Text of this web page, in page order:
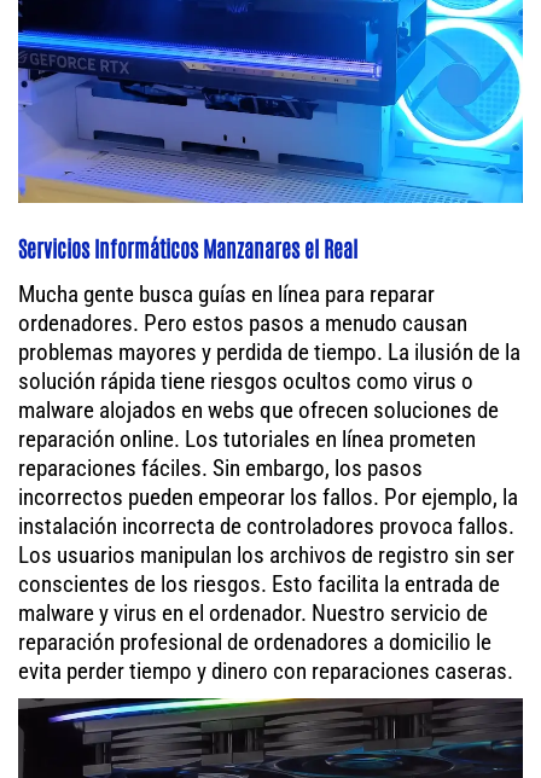
Servicios Informáticos Manzanares el Real
Mucha gente busca guías en línea para reparar
ordenadores. Pero estos pasos a menudo causan
problemas mayores y perdida de tiempo. La ilusión de la
solución rápida tiene riesgos ocultos como virus o
malware alojados en webs que ofrecen soluciones de
reparación online. Los tutoriales en línea prometen
reparaciones fáciles. Sin embargo, los pasos
incorrectos pueden empeorar los fallos. Por ejemplo, la
instalación incorrecta de controladores provoca fallos.
Los usuarios manipulan los archivos de registro sin ser
conscientes de los riesgos. Esto facilita la entrada de
malware y virus en el ordenador. Nuestro servicio de
reparación profesional de ordenadores a domicilio le
evita perder tiempo y dinero con reparaciones caseras.